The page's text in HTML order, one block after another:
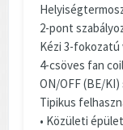
2-pont
Kézi 3-
4-csöves fan
ON/OFF (BE/
Tipikus
• Közületi